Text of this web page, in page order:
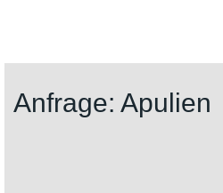
Anfrage: Apulien